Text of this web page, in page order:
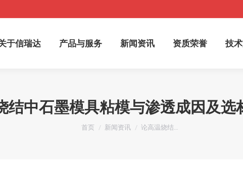
于信瑞达 产品与服务 新闻资讯 资质荣誉 技
结中石墨模具粘模与渗透成因及选
您在这里：
首页 新闻资讯 论高温烧结…
关于信瑞达 产品与服务 新闻资讯 资质荣誉 技